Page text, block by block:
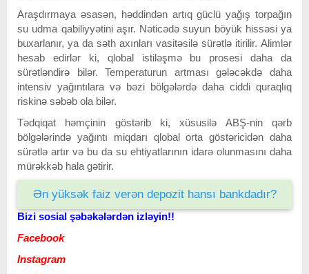
Araşdırmaya əsasən, həddindən artıq güclü yağış torpağın
su udma qabiliyyətini aşır. Nəticədə suyun böyük hissəsi ya
buxarlanır, ya da səth axınları vasitəsilə sürətlə itirilir. Alimlər
hesab edirlər ki, qlobal istiləşmə bu prosesi daha da
sürətləndirə bilər. Temperaturun artması gələcəkdə daha
intensiv yağıntılara və bəzi bölgələrdə daha ciddi quraqlıq
riskinə səbəb ola bilər.
Tədqiqat həmçinin göstərib ki, xüsusilə ABŞ-nin qərb
bölgələrində yağıntı miqdarı qlobal orta göstəricidən daha
sürətlə artır və bu da su ehtiyatlarının idarə olunmasını daha
mürəkkəb hala gətirir.
Ən yüksək faiz verən depozit hansı bankdadır?
Bizi sosial şəbəkələrdən izləyin!!
Facebook
Instagram